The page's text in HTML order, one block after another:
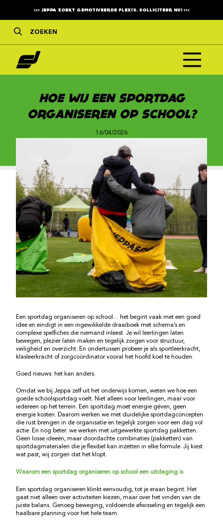
>>> JEPPA ZOEKT GEMOTIVEERDE FLEXI'S. SOLLICITEER NU!>>>
HOE WIJ EEN SPORTDAG
ORGANISEREN OP SCHOOL?
16/04/2026
Een sportdag organiseren op school… het begint vaak met een goed
idee en eindigt in een ingewikkelde draaiboek met schema’s en
complexe spelfiches die niemand inleest. Je wil leerlingen laten
bewegen, plezier laten maken en tegelijk zorgen voor structuur,
veiligheid en overzicht. En ondertussen probeer je als sportleerkracht,
klasleerkracht of zorgcoördinator vooral het hoofd koel te houden.
Goed nieuws: het kan anders.
Omdat we bij Jeppa zelf uit het onderwijs komen, weten we hoe een
goede schoolsportdag voelt. Niet alleen voor leerlingen, maar voor
iedereen op het terrein. Een sportdag moet energie géven, geen
energie kosten. Daarom werken we met duidelijke sportdagconcepten
die rust brengen in de organisatie en tegelijk zorgen voor een dag vol
actie. En nog beter: we werken met uitgewerkte sportdag pakketten.
Geen losse ideeën, maar doordachte combinaties (pakketten) van
sportdagmaterialen die je flexibel kan inzetten in elke formule. Jij kiest
wat past, wij zorgen dat het klopt.
Waarom een sportdag organiseren op school een uitdaging is
Een sportdag organiseren klinkt eenvoudig, tot je eraan begint. Het
gaat niet alleen over activiteiten kiezen, maar over het vinden van de
juiste balans. Genoeg beweging, voldoende afwisseling en tegelijk een
haalbare planning voor het hele team.